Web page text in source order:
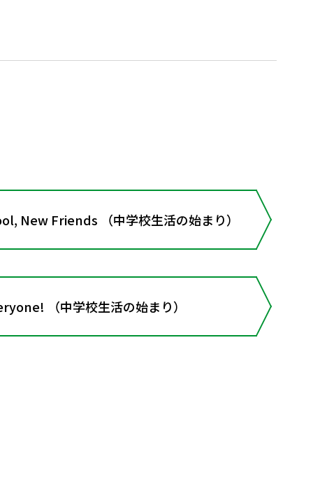
New Friends （中学校生活の始まり）
（中学校生活の始まり）